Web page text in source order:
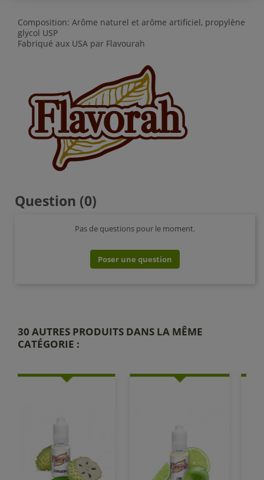
Composition: Arôme naturel et arôme artificiel, propylène
glycol USP
Fabriqué aux USA par Flavourah
Question (0)
Pas de questions pour le moment.
Poser une question
30 AUTRES PRODUITS DANS LA MÊME
CATÉGORIE :